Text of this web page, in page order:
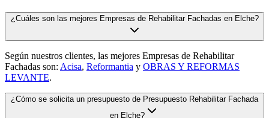
¿Cuáles son las mejores Empresas de Rehabilitar Fachadas en Elche?
Según nuestros clientes, las mejores Empresas de Rehabilitar
Fachadas son: Acisa, Reformantia y OBRAS Y REFORMAS
LEVANTE.
¿Cómo se solicita un presupuesto de Presupuesto Rehabilitar Fachada
en Elche?